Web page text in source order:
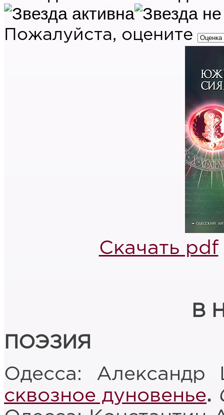
Пожалуйста, оцените
Скачать pdf
В
ПОЭЗИЯ
Одесса:
сквозное дуновенье.